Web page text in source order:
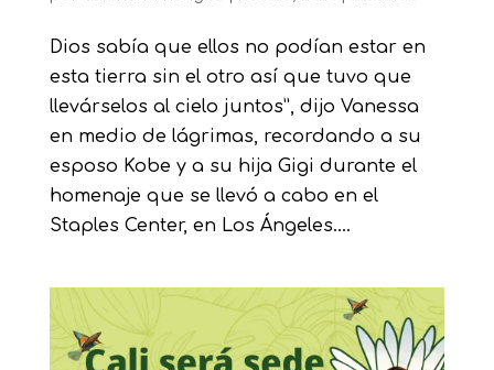
Dios sabía que ellos no podían estar en
esta tierra sin el otro así que tuvo que
llevárselos al cielo juntos”, dijo Vanessa
en medio de lágrimas, recordando a su
esposo Kobe y a su hija Gigi durante el
homenaje que se llevó a cabo en el
Staples Center, en Los Ángeles....